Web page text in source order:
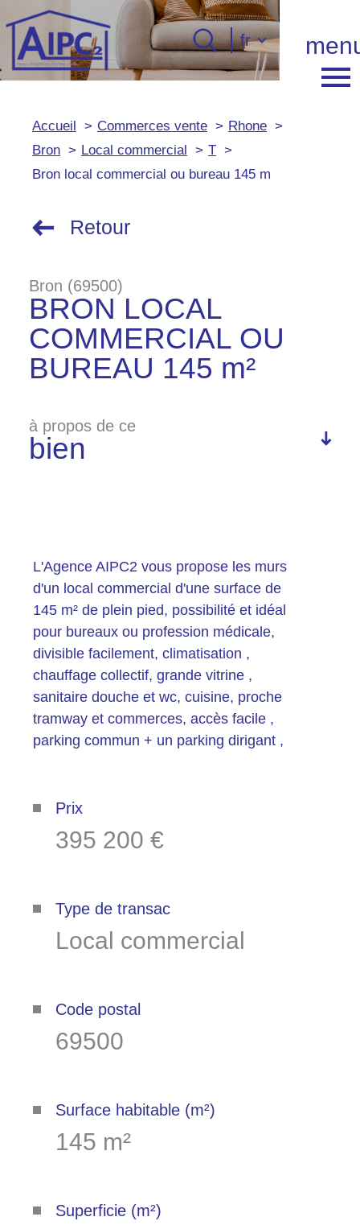
Langue
fr
Accueil 0 Langue
fr
Accueil Commerces vente
Rhone
Bron
Local commercial
T
Bron local commercial ou bureau 145 m
Retour
Bron (69500)
BRON LOCAL
COMMERCIAL OU
BUREAU 145 m²
à propos de ce
bien
financières
Plus de
détails
Plus d'informations sur
L'Agence AIPC2 vous propose les murs
d'un local commercial d'une surface de
145 m² de plein pied, possibilité et idéal
pour bureaux ou profession médicale,
divisible facilement, climatisation ,
chauffage collectif, grande vitrine ,
sanitaire douche et wc, cuisine, proche
tramway et commerces, accès facile ,
parking commun + un parking dirigant ,
Prix
395 200 €
Type de transac
Local commercial
Code postal
69500
Surface habitable (m²)
145 m²
Superficie (m²)